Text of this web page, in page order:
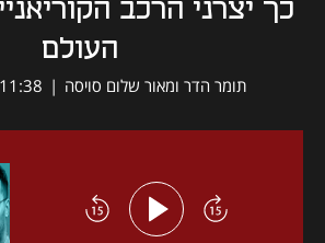
כך יצרני הרכב
העולם
תומר הדר ומאור שלום סויסה |
11:38 | 12.09.25